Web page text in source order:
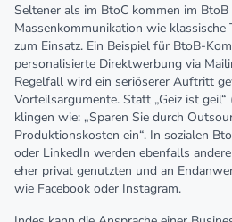
Seltener als im BtoC kommen im
Massenkommunikation wie
zum Einsatz. Ein Beispiel für BtoB-
personalisierte Direktwerbung via
Regelfall wird ein seriöserer Auftritt
Vorteilsargumente. Statt „Geiz ist
klingen wie: „Sparen Sie durch
Produktionskosten ein“. In sozialen
oder LinkedIn werden ebenfalls
eher privat genutzten und an
wie Facebook oder Instagram.